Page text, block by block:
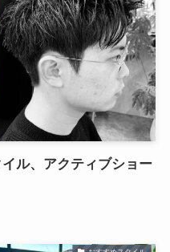
ル、アクティブショー